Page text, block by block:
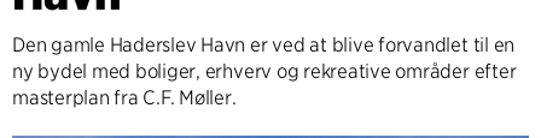
Den gamle Haderslev Havn er ved at blive forvandlet til en
ny bydel med boliger, erhverv og rekreative områder efter
masterplan fra C.F. Møller.